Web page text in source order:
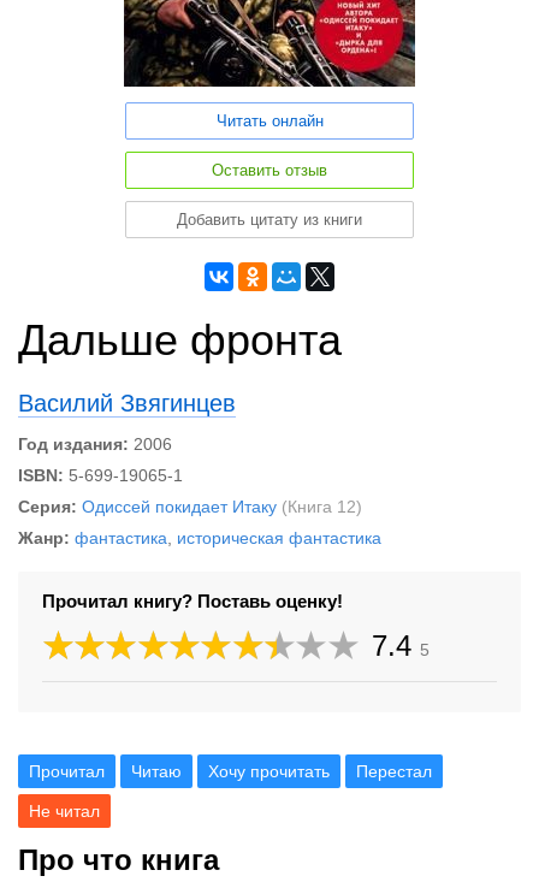
Читать онлайн
Оставить отзыв
Добавить цитату из книги
Дальше фронта
Василий Звягинцев
Год издания: 2006
ISBN: 5-699-19065-1
Серия: Одиссей покидает Итаку (Книга 12)
Жанр: фантастика историческая фантастика
Прочитал книгу? Поставь оценку!
7.4 5
Прочитал Читаю Хочу прочитать Перестал
Не читал
Про что книга